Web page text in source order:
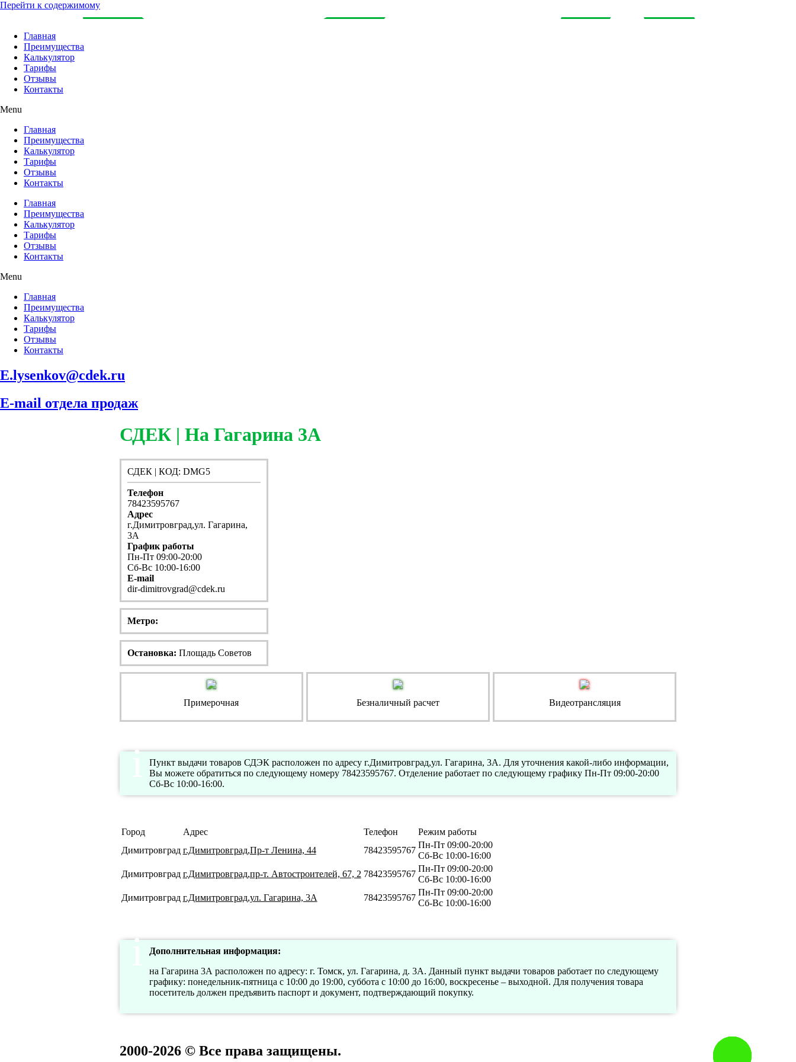
Перейти к содержимому
Главная
Преимущества
Калькулятор
Тарифы
Отзывы
Контакты
Menu
Главная
Преимущества
Калькулятор
Тарифы
Отзывы
Контакты
Главная
Преимущества
Калькулятор
Тарифы
Отзывы
Контакты
Menu
Главная
Преимущества
Калькулятор
Тарифы
Отзывы
Контакты
E.lysenkov@cdek.ru
E-mail отдела продаж
СДЕК | На Гагарина 3А
СДЕК | КОД: DMG5
Телефон
78423595767
Адрес
г.Димитровград,ул. Гагарина,
3А
График работы
Пн-Пт 09:00-20:00
Сб-Вс 10:00-16:00
E-mail
dir-dimitrovgrad@cdek.ru
Метро:
Остановка: Площадь Советов
Примерочная Безналичный расчет Видеотрансляция
Пункт выдачи товаров СДЭК расположен по адресу г.Димитровград,ул. Гагарина, 3А. Для уточнения какой-либо информации,
Вы можете обратиться по следующему номеру 78423595767. Отделение работает по следующему графику Пн-Пт 09:00-20:00
Сб-Вс 10:00-16:00.
Город Адрес Телефон
Режим работы
Димитровград г.Димитровград,Пр-т Ленина, 44 78423595767
Пн-Пт 09:00-20:00
Сб-Вс 10:00-16:00
Димитровград г.Димитровград,пр-т. Автостроителей, 67, 2 78423595767
Пн-Пт 09:00-20:00
Сб-Вс 10:00-16:00
Димитровград г.Димитровград,ул. Гагарина, 3А 78423595767
Пн-Пт 09:00-20:00
Сб-Вс 10:00-16:00
Дополнительная информация:
на Гагарина 3А расположен по адресу: г. Томск, ул. Гагарина, д. 3А. Данный пункт выдачи товаров работает по следующему
графику: понедельник-пятница с 10:00 до 19:00, суббота с 10:00 до 16:00, воскресенье – выходной. Для получения товара
посетитель должен предъявить паспорт и документ, подтверждающий покупку.
2000-2026 © Все права защищены.
Заказать